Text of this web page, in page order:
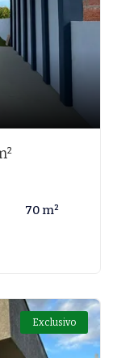
70 m²
Exclusivo